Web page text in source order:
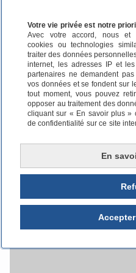
Votre vie privée est notre
Avec votre accord, nous et
cookies ou technologies
traiter des données
internet, les adresses IP et
partenaires ne demandent
vos données et se fondent sur
tout moment, vous pouvez
opposer au traitement des
cliquant sur « En savoir plus »
de confidentialité sur ce site
En
Foire aux questions
Puis-je réserver ma
vélo depuis
Ma réservation
toujours valable ?